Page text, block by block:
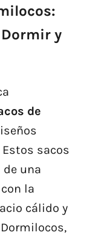
Dormir y
de
sacos
una
con la
cálido y